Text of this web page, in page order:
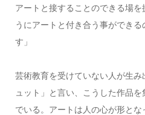
アートと接することのできる場
うにアートと付き合う事ができ
す」
芸術教育を受けていない人が生
ュット」と言い、こうした作品
でいる。アートは人の心が形と